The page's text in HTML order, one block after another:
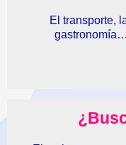
El transporte,